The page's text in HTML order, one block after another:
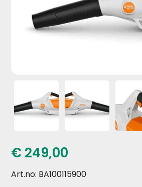
€ 249,00
Art.no: BA100115900